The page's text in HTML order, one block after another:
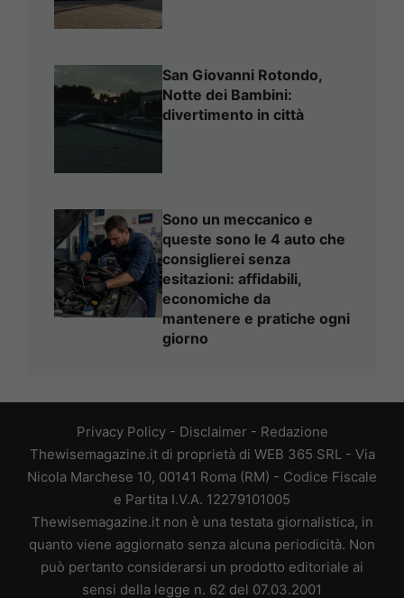
San Giovanni Rotondo,
Notte dei Bambini:
divertimento in città
Sono un meccanico e
queste sono le 4 auto che
consiglierei senza
esitazioni: affidabili,
economiche da
mantenere e pratiche ogni
giorno
Privacy Policy- Disclaimer - Redazione
Thewisemagazine.it di proprietà di WEB 365 SRL - Via
Nicola Marchese 10, 00141 Roma (RM) - Codice Fiscale
e Partita I.V.A. 12279101005
Thewisemagazine.it non è una testata giornalistica, in
quanto viene aggiornato senza alcuna periodicità. Non
può pertanto considerarsi un prodotto editoriale ai
sensi della legge n. 62 del 07.03.2001